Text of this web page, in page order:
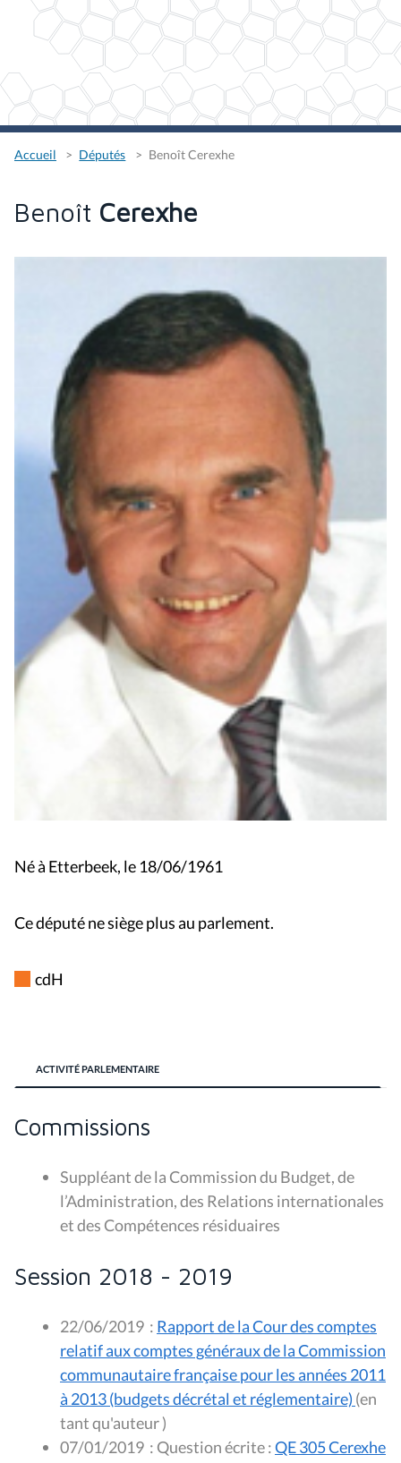
Accueil Députés Benoît Cerexhe
Benoît Cerexhe
Né à Etterbeek, le 18/06/1961
Ce député ne siège plus au parlement.
cdH
ACTIVITÉ PARLEMENTAIRE
Commissions
Suppléant de la Commission du Budget, de
l’Administration, des Relations internationales
et des Compétences résiduaires
Session 2018 - 2019
22/06/2019 : Rapport de la Cour des comptes
relatif aux comptes généraux de la Commission
communautaire française pour les années 2011
à 2013 (budgets décrétal et réglementaire) (en
tant qu'auteur )
07/01/2019 : Question écrite :QE 305 Cerexhe